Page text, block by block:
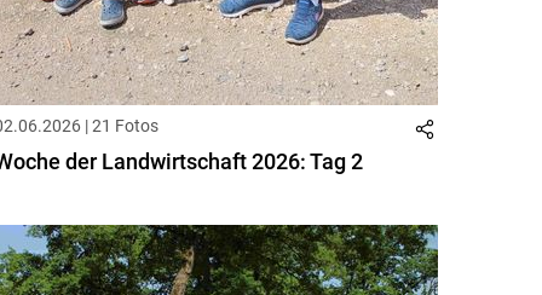
| 21 Fotos
der Landwirtschaft 2026: Tag 2